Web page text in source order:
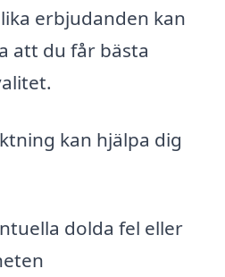
erbjudanden kan
att du får bästa
kan hjälpa dig
dolda fel eller